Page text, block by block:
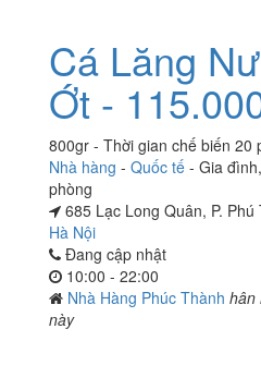
Cá Lăng
Ớt -
800gr - Thời gian chế biến 20
Nhà hàng - Quốc tế - Gia đình,
phòng
685 Lạc Long Quân, P. Phú
Hà Nội
Đang cập nhật
10:00 - 22:00
Nhà Hàng Phúc Thành hân
này